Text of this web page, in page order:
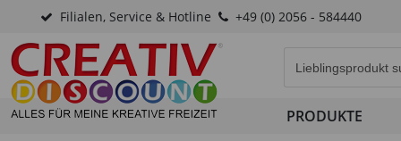
Filialen, Service & Hotline +49 (0) 2056 - 584440
PRODUKTE